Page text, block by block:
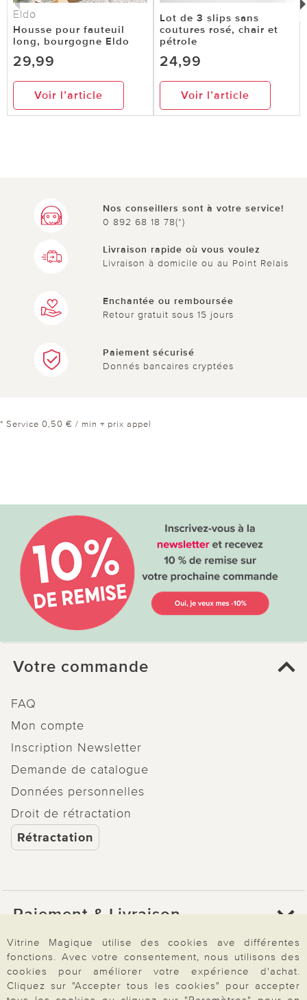
Eldo
Housse pour fauteuil
long, bourgogne Eldo
29,99
Voir l’article
Lot de 3 slips sans
coutures rosé, chair et
pétrole
24,99
Voir l’article
Nos conseillers sont à votre service!
0 892 68 18 78(*)
Livraison rapide où vous voulez
Livraison à domicile ou au Point Relais
Enchantée ou remboursée
Retour gratuit sous 15 jours
Paiement sécurisé
Donnés bancaires cryptées
* Service 0,50 € / min + prix appel
Votre commande
FAQ
Mon compte
Inscription Newsletter
Demande de catalogue
Données personnelles
Droit de rétractation
Rétractation
Paiement & Livraison
À propos de nous
Vitrine Magique utilise des cookies ave différentes
fonctions. Avec votre consentement, nous utilisons des
cookies pour améliorer votre expérience d'achat.
Cliquez sur "Accepter tous les cookies" pour accepter